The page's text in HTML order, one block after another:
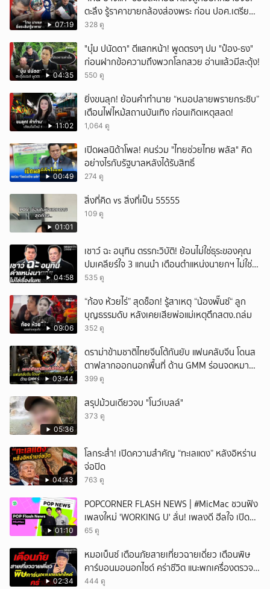
07:19
ตะลึง รู้ราคาขายกล้องส่องพระ ก่อน ปอศ.เตรียม
บุกรวบ?
328 ดู
04:35
"บุ๋ม ปนัดดา" ตีแสกหน้า! พูดตรงๆ ปม "ป๋อง-ธง"
ก่อนฝากข้อความถึงพวกโลกสวย อ่านแล้วมีสะดุ้ง!
550 ดู
11:02
ยิ่งขนลุก! ย้อนคำทำนาย “หมอปลายพรายกระซิบ”
เตือนไฟไหม้สถานบันเทิง ก่อนเกิดเหตุสลด!
1,064 ดู
00:49
เปิดผลนิด้าโพล! คนร่วม "ไทยช่วยไทย พลัส" คิด
อย่างไรกับรัฐบาลหลังได้รับสิทธิ์
274 ดู
01:01
สิ่งที่คิด vs สิ่งที่เป็น 55555
109 ดู
04:58
เชาว์ ฉะ อนุทิน ตรรกะวิบัติ! ย้อนไม่ใช่ธุระของคุณ
ปมเคลียร์ใจ 3 แกนนำ เตือนตำแหน่งนายกฯ ไม่ใช่
เรื่องในครอบครัว
535 ดู
09:06
“ก้อง ห้วยไร่” สุดช็อก! รู้สาเหตุ “น้องพั๊นซ์“ ลูก
บุญธรรมดับ หลังเคยเสียพ่อแม่เหตุตึกสตง.ถล่ม
352 ดู
03:44
ดราม่าข้ามชาติไทยจีนโต้กันยับ แฟนคลับจีน โดนส
ตาฟลากออกนอกพื้นที่ ด้าน GMM ร่อนจดหมาย
แถลง
399 ดู
05:36
สรุปม้วนเดียวจบ "โนว์เบลล์"
373 ดู
04:43
โลกระส่ำ! เปิดความสำคัญ “ทะเลแดง” หลังอิหร่าน
จ่อปิด
763 ดู
01:10
POPCORNER FLASH NEWS | #MicMac ชวนฟัง
เพลงใหม่ 'WORKING U' ลั่น! เพลงดี ฮีลใจ เปิด
ฟังได้ทุกสถานการณ์
65 ดู
02:34
หมอเบ็นซ์ เตือนภัยสายเที่ยวฉายเดี่ยว เตือนพิษ
คาร์บอนมอนอกไซด์ คร่าชีวิต แนะพกเครื่องตรวจ
วัดติดตัว
444 ดู
ยกเลิก